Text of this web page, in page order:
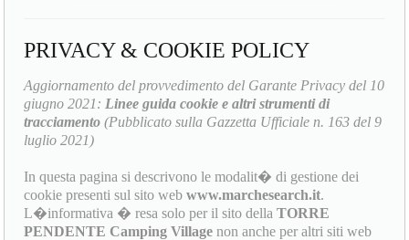
PRIVACY & COOKIE POLICY
Aggiornamento del provvedimento del Garante Privacy del 10
giugno 2021: Linee guida cookie e altri strumenti di
tracciamento (Pubblicato sulla Gazzetta Ufficiale n. 163 del 9
luglio 2021)
In questa pagina si descrivono le modalit� di gestione dei
cookie presenti sul sito webwww.marchesearch.it.
L�informativa � resa solo per il sito dellaTORRE
PENDENTE Camping Village non anche per altri siti web